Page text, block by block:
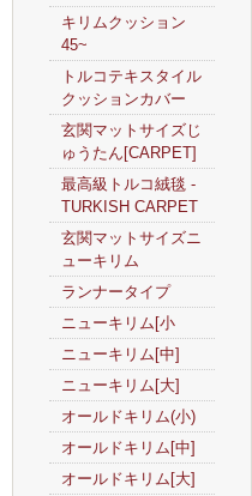
キリムクッション
45~
トルコテキスタイル
クッションカバー
玄関マットサイズじ
ゅうたん[CARPET]
最高級トルコ絨毯 -
TURKISH CARPET
玄関マットサイズニ
ューキリム
ランナータイプ
ニューキリム[小
ニューキリム[中]
ニューキリム[大]
オールドキリム(小)
オールドキリム[中]
オールドキリム[大]